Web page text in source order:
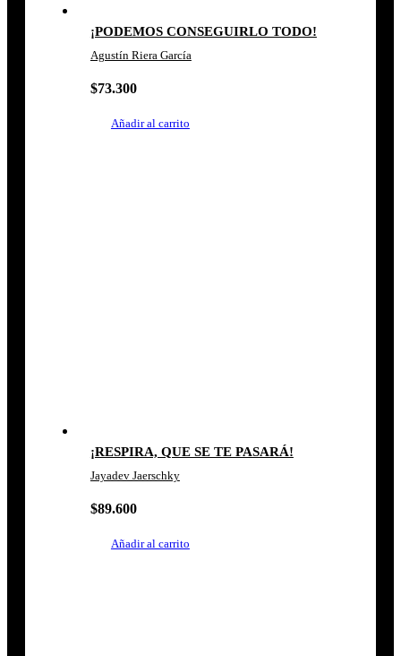
¡PODEMOS CONSEGUIRLO TODO!
Agustín Riera García
$73.300
Añadir al carrito
¡RESPIRA, QUE SE TE PASARÁ!
Jayadev Jaerschky
$89.600
Añadir al carrito